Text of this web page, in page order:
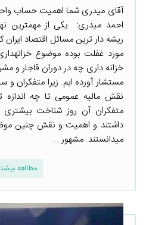
آقای میدری شما اهمیت حساب
احمد میدری: یکی از مهمترین
ریشه دار ترین مسائل اقتصاد
مورد غفلت بوده موضوع
خزانه ­داری چه در دوران قاجار و
مستشار آورده ­ایم. زیرا متفکران و
نقش مالیه عمومی تا چه اندازه
متفکران آن روز شناخت
داشتند و اهمیت و نقش چنین
می­دانستند. مشهور ...
مطالعه